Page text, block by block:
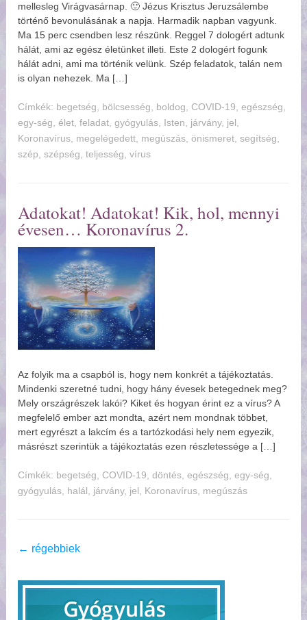
mellesleg Virágvasárnap. 🙂 Jézus Krisztus Jeruzsálembe
történő bevonulásának a napja. Harmadik napban vagyunk.
Ma 15 perc csendben lesz részünk. Reggel 7 dologért adtunk
hálát, ami az egész életünket illeti. Este 2 dologért fogunk
hálát adni, ami ma történik velünk. Szép feladatok, talán nem
is olyan nehezek. Ma […]
Címkék: begetség, bölcsesség, boldog, COVID-19,egészség,
egy-ség,élet,feladat,gyógyulás, Isten, járvány, jel,
Koronavírus, megelégedett, megúszás,önismeret,segítség,
szép,szépség,teljesség,vírus
Adatokat! Adatokat! Kik, hol, mennyi
évesen… Koronavírus 2.
Az folyik ma a csapból is, hogy nem konkrét a tájékoztatás.
Mindenki szeretné tudni, hogy hány évesek betegednek meg?
Mely országrészek lakói? Kiket és hogyan érint ez a vírus? A
megfelelő ember azt mondta, azért nem mondnak többet,
mert egyrészt a lakcím és a tartózkodási hely nem egyezik,
másrészt szerintük a tájékoztatás ezen részletessége a […]
Címkék: begetség, COVID-19,döntés,egészség,egy-ség,
gyógyulás, halál, járvány, jel, Koronavírus, megúszás
← régebbiek